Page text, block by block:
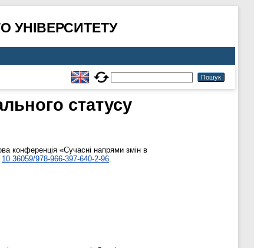
УНІВЕРСИТЕТУ
статусу
конференція «Сучасні напрями змін в
10.36059/978-966-397-640-2-96.